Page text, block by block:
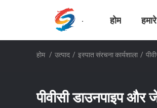
होम
होम / उत्पाद / इस्पात संरचना कार्यशाला /
पीवीसी डाउनपाइप